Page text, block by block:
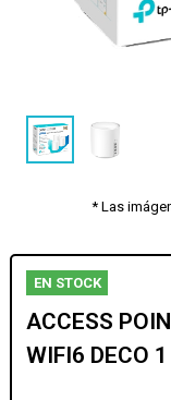
* Las
EN STOCK
ACCESS
WIFI6 DECO